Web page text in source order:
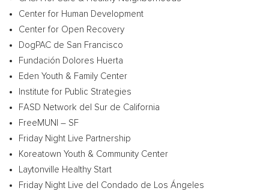
Center for Human Development
Center for Open Recovery
DogPAC de San Francisco
Fundación Dolores Huerta
Eden Youth & Family Center
Institute for Public Strategies
FASD Network del Sur de California
FreeMUNI – SF
Friday Night Live Partnership
Koreatown Youth & Community Center
Laytonville Healthy Start
Friday Night Live del Condado de Los Ángeles